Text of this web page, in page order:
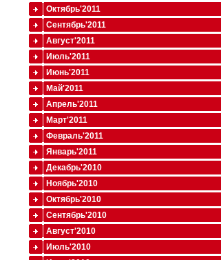
Октябрь'2011
Сентябрь'2011
Август'2011
Июль'2011
Июнь'2011
Май'2011
Апрель'2011
Март'2011
Февраль'2011
Январь'2011
Декабрь'2010
Ноябрь'2010
Октябрь'2010
Сентябрь'2010
Август'2010
Июль'2010